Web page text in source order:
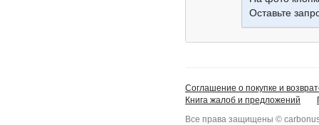
Оставьте
Соглашение о покупке и
Книга жалоб и предложений
Все права защищены ©